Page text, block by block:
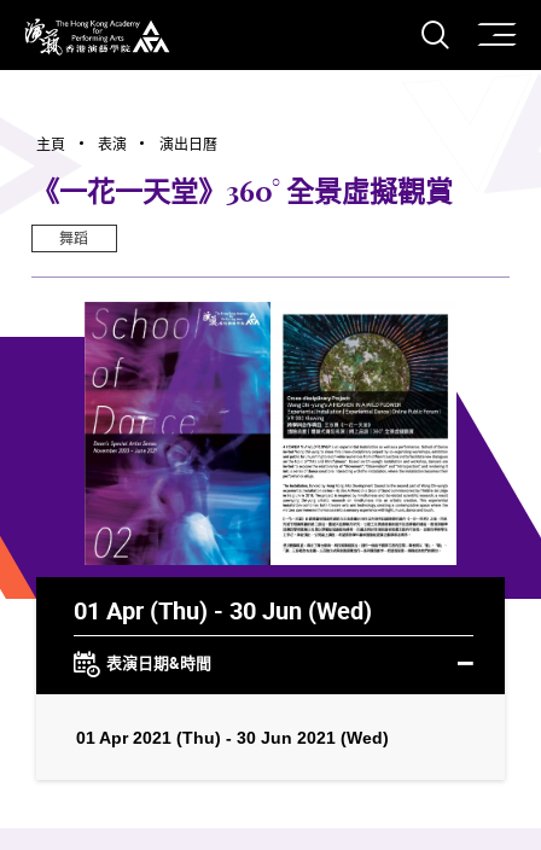
香港演藝學院
打開
主頁 表演 演出日曆
《一花一天堂》360° 全景虛擬觀賞
舞蹈
01 Apr (Thu) - 30 Jun (Wed)
表演日期&時間
01 Apr 2021 (Thu) - 30 Jun 2021 (Wed)